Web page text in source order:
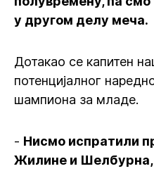
у другом делу меча.
Дотакао се капитен
потенцијалног
шампиона за младе.
- Нисмо испратили
Жилине и Шелбурна,